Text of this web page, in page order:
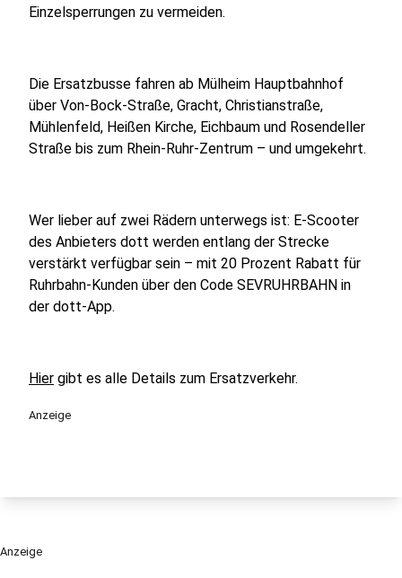
Einzelsperrungen zu vermeiden.
Die Ersatzbusse fahren ab Mülheim Hauptbahnhof
über Von-Bock-Straße, Gracht, Christianstraße,
Mühlenfeld, Heißen Kirche, Eichbaum und Rosendeller
Straße bis zum Rhein-Ruhr-Zentrum – und umgekehrt.
Wer lieber auf zwei Rädern unterwegs ist: E-Scooter
des Anbieters dott werden entlang der Strecke
verstärkt verfügbar sein – mit 20 Prozent Rabatt für
Ruhrbahn-Kunden über den Code SEVRUHRBAHN in
der dott-App.
Hier gibt es alle Details zum Ersatzverkehr.
Anzeige
Anzeige